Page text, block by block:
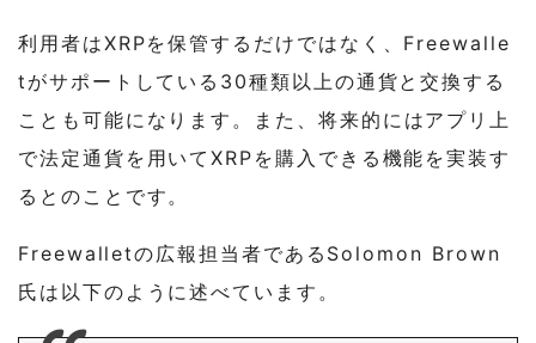
利用者はXRPを保管するだけではなく、Freewalle
tがサポートしている30種類以上の通貨と交換する
ことも可能になります。また、将来的にはアプリ上
で法定通貨を用いてXRPを購入できる機能を実装す
るとのことです。
Freewalletの広報担当者であるSolomon Brown
氏は以下のように述べています。